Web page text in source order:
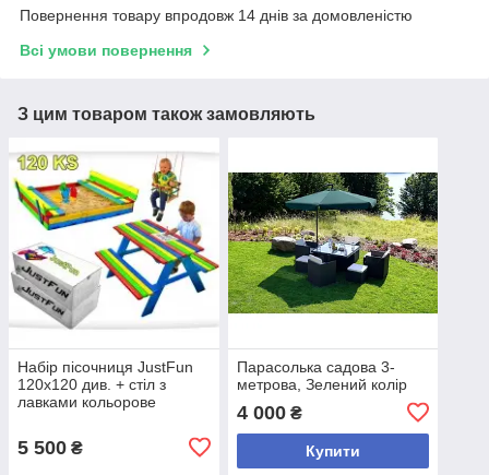
Повернення товару впродовж 14 днів за домовленістю
Всі умови повернення
З цим товаром також замовляють
Набір пісочниця JustFun
120х120 див. + стіл з
лавками кольорове
5 500 ₴
Парасолька садова 3-
метрова, Зелений колір
4 000₴
Купити